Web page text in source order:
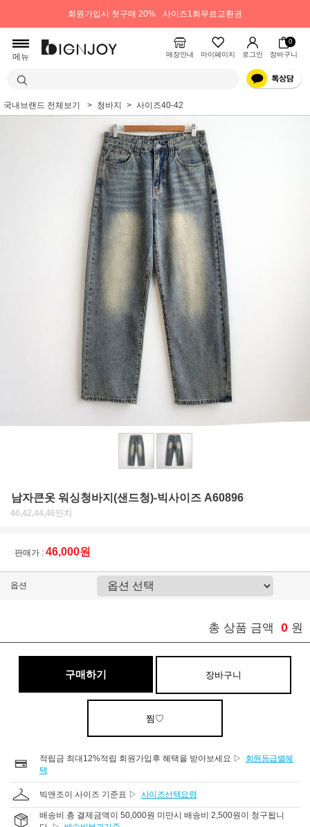
회원가입시 첫구매 20% 사이즈1회무료교환권
메뉴 매장안내 마이페이지 로그인
0
장바구니
국내브랜드 전체보기 청바지 사이즈40-42
남자큰옷 워싱청바지(샌드청)-빅사이즈 A60896
40,42,44,46인치
판매가 : 46,000원
옵션
총 상품 금액 0 원
구매하기 장바구니
찜♡
적립금 최대12%적립 회원가입후 혜택을 받아보세요 ▷
회원등급별혜
택
빅앤조이 사이즈 기준표 ▷ 사이즈선택요령
배송비 총 결제금액이 50,000원 미만시 배송비 2,500원이 청구됩니